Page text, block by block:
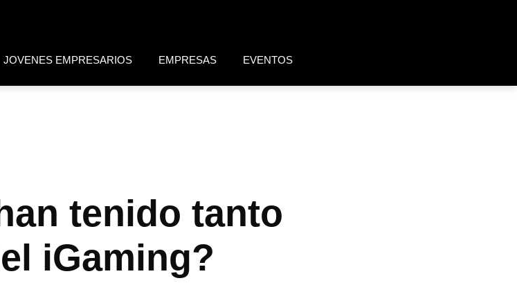
JOVENES EMPRESARIOS EMPRESAS EVENTOS
tenido tanto
iGaming?